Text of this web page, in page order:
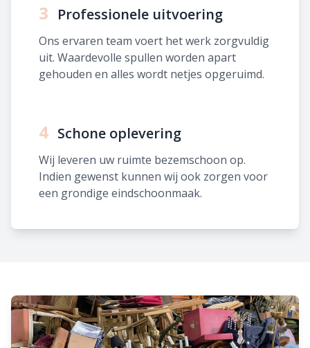
3 Professionele uitvoering
Ons ervaren team voert het werk zorgvuldig
uit. Waardevolle spullen worden apart
gehouden en alles wordt netjes opgeruimd.
4 Schone oplevering
Wij leveren uw ruimte bezemschoon op.
Indien gewenst kunnen wij ook zorgen voor
een grondige eindschoonmaak.